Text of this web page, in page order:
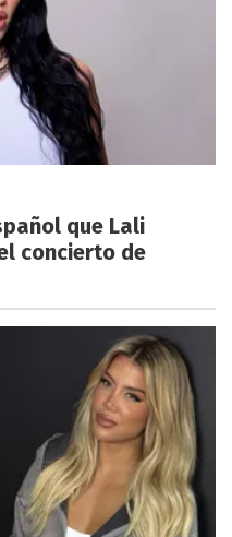
que Lali
concierto de